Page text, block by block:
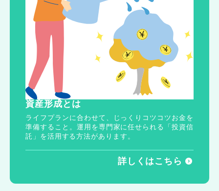
資産形成とは
ライフプランに合わせて、じっくりコツコツお金を
準備すること。運用を専門家に任せられる「投資信
託」を活用する方法があります。
詳しくはこちら